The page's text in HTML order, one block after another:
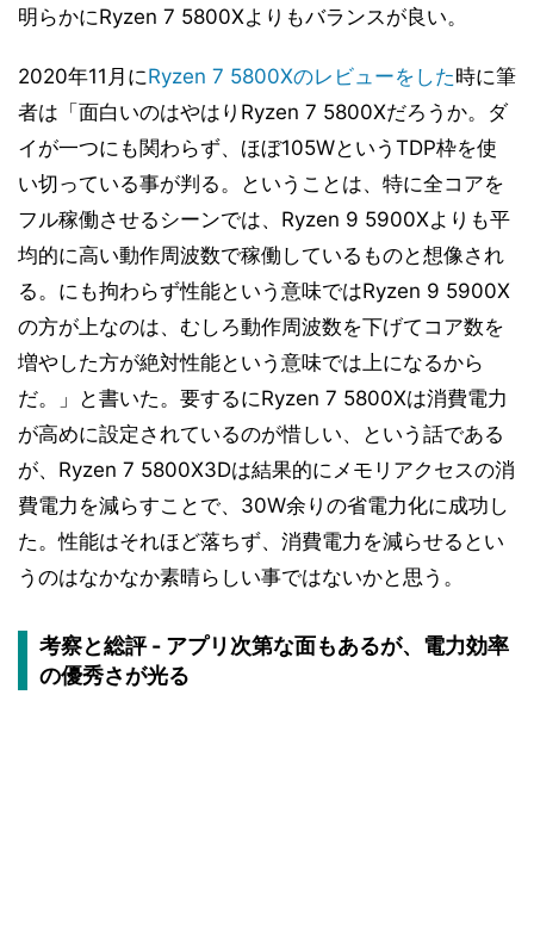
明らかにRyzen 7 5800Xよりもバランスが良い。
2020年11月にRyzen 7 5800Xのレビューをした時に筆
者は「面白いのはやはりRyzen 7 5800Xだろうか。ダ
イが一つにも関わらず、ほぼ105WというTDP枠を使
い切っている事が判る。ということは、特に全コアを
フル稼働させるシーンでは、Ryzen 9 5900Xよりも平
均的に高い動作周波数で稼働しているものと想像され
る。にも拘わらず性能という意味ではRyzen 9 5900X
の方が上なのは、むしろ動作周波数を下げてコア数を
増やした方が絶対性能という意味では上になるから
だ。」と書いた。要するにRyzen 7 5800Xは消費電力
が高めに設定されているのが惜しい、という話である
が、Ryzen 7 5800X3Dは結果的にメモリアクセスの消
費電力を減らすことで、30W余りの省電力化に成功し
た。性能はそれほど落ちず、消費電力を減らせるとい
うのはなかなか素晴らしい事ではないかと思う。
考察と総評 - アプリ次第な面もあるが、電力効率
の優秀さが光る